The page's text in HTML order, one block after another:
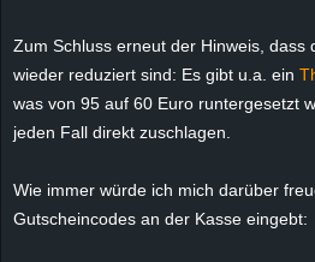
Zum Schluss erneut der Hinweis, dass
wieder reduziert sind: Es gibt u.a. ein
was von 95 auf 60 Euro runtergesetzt
jeden Fall direkt zuschlagen.
Wie immer würde ich mich darüber
Gutscheincodes an der Kasse eingebt: